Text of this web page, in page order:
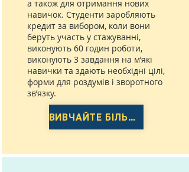
а також для отримання нових
навичок. Студенти заробляють
кредит за вибором, коли вони
беруть участь у стажуванні,
виконують 60 годин роботи,
виконують 3 завдання на м’які
навички та здають необхідні цілі,
форми для роздумів і зворотного
зв’язку.
ВИВЧАЙТЕ БІЛЬШЕ